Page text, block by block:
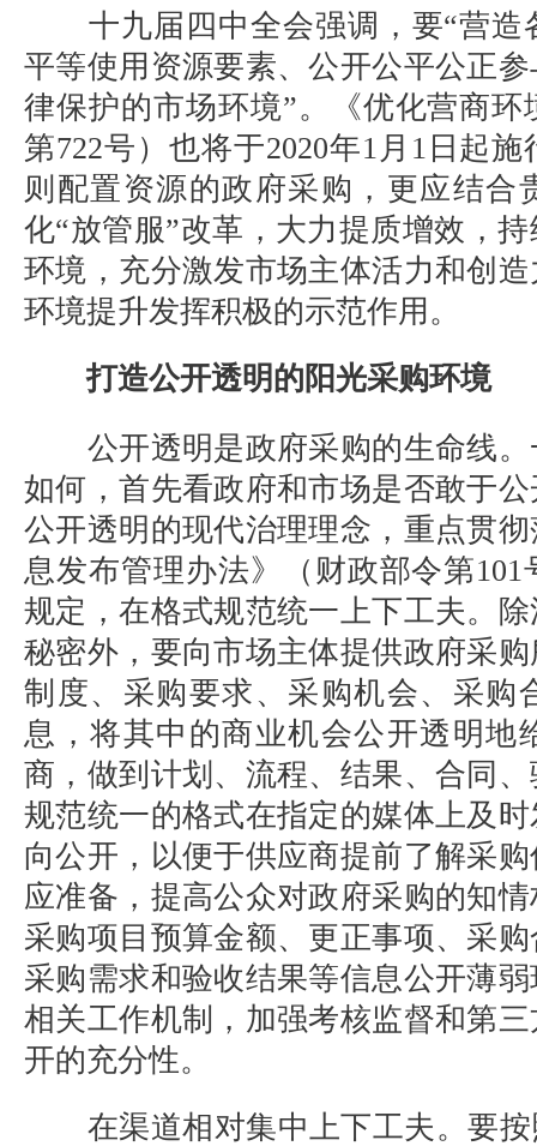
十九届四中全会强调，要“营造
平等使用资源要素、公开公平公正
律保护的市场环境”。《优化营商
第722号）也将于2020年1 月 1 日起
则配置资源的政府采购，更应结合
化“放管服”改革，大力提质增效，
环境，充分激发市场主体活力和创
环境提升发挥积极的示范作用。
打造公开透明的阳光采购环境
公开透明是政府采购的生命线
如何，首先看政府和市场是否敢于
公开透明的现代治理理念，重点贯
息发布管理办法》（财政部令第101
规定，在格式规范统一上下工夫。
秘密外，要向市场主体提供政府采
制度、采购要求、采购机会、采购
息，将其中的商业机会公开透明地
商，做到计划、流程、结果、合同
规范统一的格式在指定的媒体上及
向公开，以便于供应商提前了解采
应准备，提高公众对政府采购的知
采购项目预算金额、更正事项、采
采购需求和验收结果等信息公开薄
相关工作机制，加强考核监督和第
开的充分性。
在渠道相对集中上下工夫。要